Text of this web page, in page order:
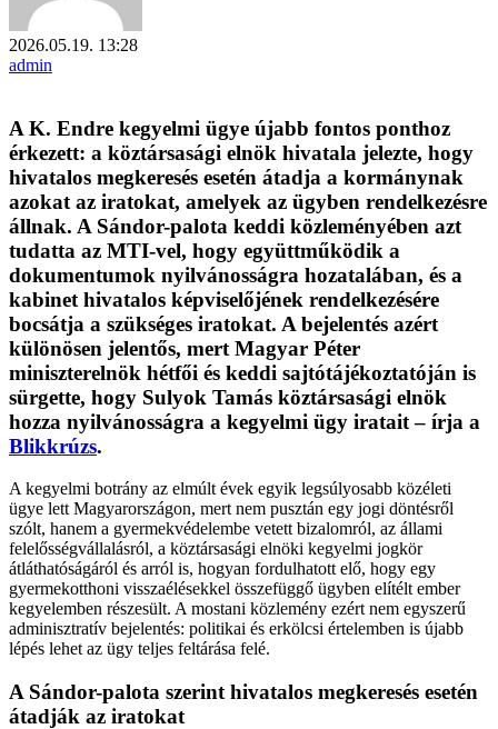
2026.05.19. 13:28
admin
A K. Endre kegyelmi ügye újabb fontos ponthoz
érkezett: a köztársasági elnök hivatala jelezte, hogy
hivatalos megkeresés esetén átadja a kormánynak
azokat az iratokat, amelyek az ügyben rendelkezésre
állnak. A Sándor-palota keddi közleményében azt
tudatta az MTI-vel, hogy együttműködik a
dokumentumok nyilvánosságra hozatalában, és a
kabinet hivatalos képviselőjének rendelkezésére
bocsátja a szükséges iratokat. A bejelentés azért
különösen jelentős, mert Magyar Péter
miniszterelnök hétfői és keddi sajtótájékoztatóján is
sürgette, hogy Sulyok Tamás köztársasági elnök
hozza nyilvánosságra a kegyelmi ügy iratait – írja a
Blikkrúzs.
A kegyelmi botrány az elmúlt évek egyik legsúlyosabb közéleti
ügye lett Magyarországon, mert nem pusztán egy jogi döntésről
szólt, hanem a gyermekvédelembe vetett bizalomról, az állami
felelősségvállalásról, a köztársasági elnöki kegyelmi jogkör
átláthatóságáról és arról is, hogyan fordulhatott elő, hogy egy
gyermekotthoni visszaélésekkel összefüggő ügyben elítélt ember
kegyelemben részesült. A mostani közlemény ezért nem egyszerű
adminisztratív bejelentés: politikai és erkölcsi értelemben is újabb
lépés lehet az ügy teljes feltárása felé.
A Sándor-palota szerint hivatalos megkeresés esetén
átadják az iratokat